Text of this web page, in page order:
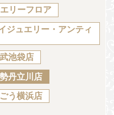
Catalog
CH KO
リーフロア
ュエリー・アンティ
池袋店
丹立川店
う横浜店